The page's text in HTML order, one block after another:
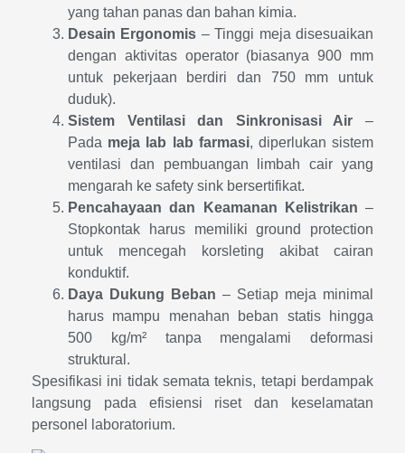
yang tahan panas dan bahan kimia.
Desain Ergonomis – Tinggi meja disesuaikan
dengan aktivitas operator (biasanya 900 mm
untuk pekerjaan berdiri dan 750 mm untuk
duduk).
Sistem Ventilasi dan Sinkronisasi Air –
Pada meja lab lab farmasi, diperlukan sistem
ventilasi dan pembuangan limbah cair yang
mengarah ke safety sink bersertifikat.
Pencahayaan dan Keamanan Kelistrikan –
Stopkontak harus memiliki ground protection
untuk mencegah korsleting akibat cairan
konduktif.
Daya Dukung Beban – Setiap meja minimal
harus mampu menahan beban statis hingga
500 kg/m² tanpa mengalami deformasi
struktural.
Spesifikasi ini tidak semata teknis, tetapi berdampak
langsung pada efisiensi riset dan keselamatan
personel laboratorium.